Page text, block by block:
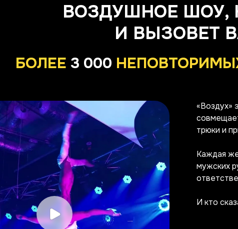
ВОЗДУШНОЕ ШОУ,
И ВЫЗОВЕТ
БОЛЕЕ 3 000
«Воздух»
трюки и
Каждая
мужских
И кто